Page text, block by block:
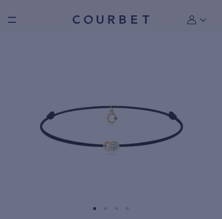
Burger toggle menu Mon